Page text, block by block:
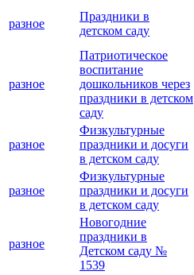
разное
Праздники в
детском саду
разное
Патриотическое
воспитание
дошкольников через
праздники в детском
саду
разное
Физкультурные
праздники и досуги
в детском саду
разное
Физкультурные
праздники и досуги
в детском саду
разное
Новогодние
праздники в
Детском саду №
1539